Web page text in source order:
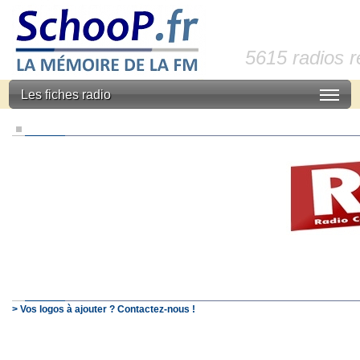
5615 radios
Les fiches radio
> Vos logos à ajouter ? Contactez-nous !